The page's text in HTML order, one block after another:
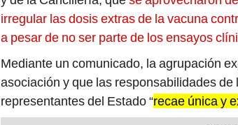
irregular las dosis extras de la vacuna
a pesar de no ser parte de los ensayos
Mediante un comunicado, la agrupación
asociación y que las responsabilidades
representantes del Estado “recae única y